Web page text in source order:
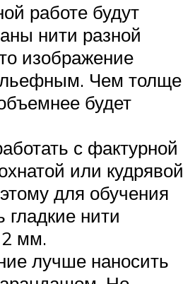
работе будут
нити разной
изображение
Чем толще
будет
с фактурной
или кудрявой
для обучения
гладкие нити
мм.
лучше наносить